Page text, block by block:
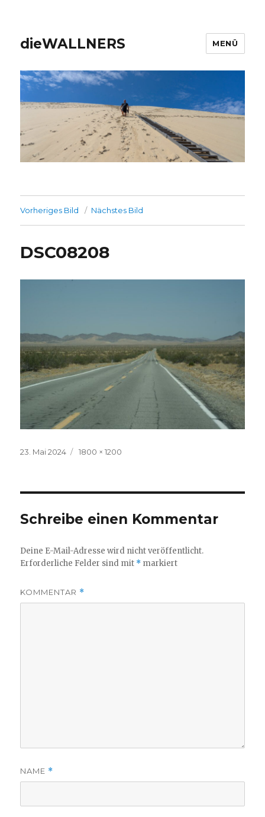
dieWALLNERS MENÜ
Vorheriges Bild Nächstes Bild
DSC08208
Veröffentlicht
23. Mai 2024
Volle
1800 × 1200
Schreibe einen Kommentar
Deine E-Mail-Adresse wird nicht veröffentlicht.
Erforderliche Felder sind mit * markiert
KOMMENTAR *
NAME *